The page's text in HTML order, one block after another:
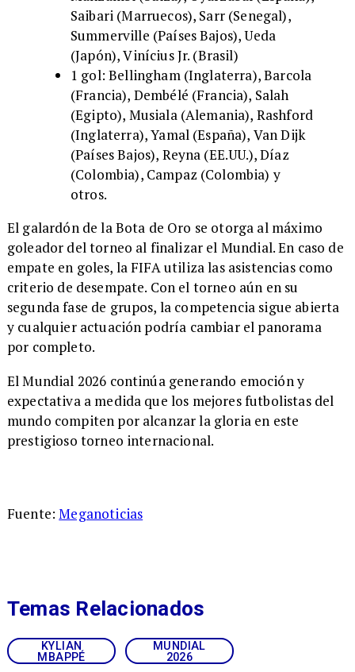
Saibari (Marruecos), Sarr (Senegal),
Summerville (Países Bajos), Ueda
(Japón), Vinícius Jr. (Brasil)
1 gol: Bellingham (Inglaterra), Barcola
(Francia), Dembélé (Francia), Salah
(Egipto), Musiala (Alemania), Rashford
(Inglaterra), Yamal (España), Van Dijk
(Países Bajos), Reyna (EE.UU.), Díaz
(Colombia), Campaz (Colombia) y
otros.
El galardón de la Bota de Oro se otorga al máximo
goleador del torneo al finalizar el Mundial. En caso de
empate en goles, la FIFA utiliza las asistencias como
criterio de desempate. Con el torneo aún en su
segunda fase de grupos, la competencia sigue abierta
y cualquier actuación podría cambiar el panorama
por completo.
El Mundial 2026 continúa generando emoción y
expectativa a medida que los mejores futbolistas del
mundo compiten por alcanzar la gloria en este
prestigioso torneo internacional.
Fuente:Meganoticias
KYLIAN
MBAPPÉ
MUNDIAL
2026
Temas Relacionados